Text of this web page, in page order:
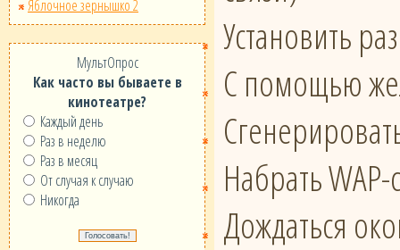
Яблочное зернышко 2
МультОпрос
Как часто вы бываете в
кинотеатре?
Каждый день
Раз в неделю
Раз в месяц
От случая к случаю
Никогда
Установить
С помощью
Набрать
Дождаться